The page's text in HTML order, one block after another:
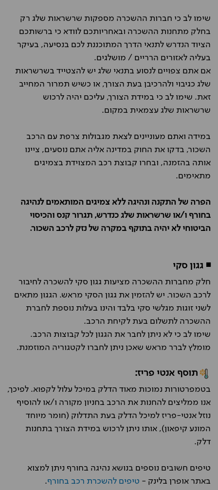
שימו לב כי חברות ההשכרה מספקות שרשראות שלג רק
בחלק מתחנות ההשכרה ובאחריותכם לוודא כי ברשותכם
הציוד הנדרש לתנאי הדרך המתוכננת לכם בנסיעה, בעיקר
בעליה לאזורים הרריים / מושלגים.
אם אתם צפויים לנסוע בתנאי שלג יש להצטייד בשרשראות
שלג כגיבוי ולהרכיבן בעת הצורך, או כשיש תמרור המחייב
זאת. שימו לב כי במידת הצורך, עליכם יהיה לרכוש
שרשראות שלג עצמאית במקום.
במידה ואתם מעוניינים לצאת מגבולות צרפת עם הרכב
השכור, בדקו את החוק במדינה אליה אתם נוסעים, ציינו
אותה בהזמנה, ובחרו קבוצת רכב המצוידת בצמיגים
מתאימים.
הפרה של התקנה ונהיגה ללא צמיגים המותאמים לנהיגה
בחורף ו/או שרשראות שלג כנדרש, תגרור קנס והכיסוי
הביטוחי לא יהיה בתוקף במקרה של נזק לרכב השכור.
◾ גגון סקי
חלק מחברות ההשכרה מציעות גגון סקי להשכרה לחיבור
לרכב השכור. יש להזמין את גגון הסקי מראש. הגגון מתאים
לשני זוגות מגלשי סקי בלבד והינו בעלות נוספת לחברת
ההשכרה לתשלום בעת לקיחת הרכב.
שימו לב כי לא ניתן לחבר את הגגון לכל קבוצות הרכב.
מומלץ לברר מראש שאכן ניתן לחברו לקטגוריה המוזמנת.
תוסף אנטי פריז:
בטמפרטורות נמוכות מאוד הדלק במיכל עלול לקפוא. לפיכך,
אנו ממליצים להחנות את הרכב בחניון מקורה ו/או להוסיף
נוזל אנטי-פריז למיכל הדלק בעת התדלוק (חומר מיוחד
המונע קיפאון), אותו ניתן לרכוש במידת הצורך בתחנות
דלק.
טיפים חשובים נוספים בנושא נהיגה בחורף ניתן למצוא
באתר אופרן בלינק - טיפים להשכרת רכב בחורף.